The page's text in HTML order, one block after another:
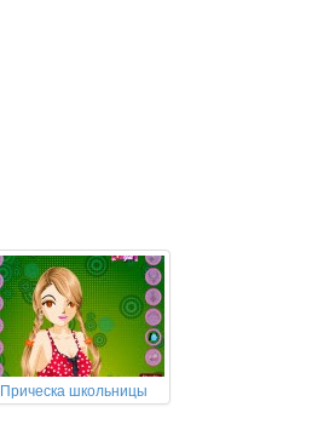
Прическа школьницы